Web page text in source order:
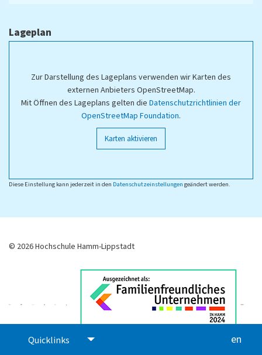
Quicklinks en
Lageplan
Zur Darstellung des Lageplans verwenden wir Karten des
externen Anbieters OpenStreetMap.
Mit Öffnen des Lageplans gelten die Datenschutzrichtlinien der
OpenStreetMap Foundation.
Karten aktivieren
Diese Einstellung kann jederzeit in den Datenschutzeinstellungen geändert werden.
© 2026 Hochschule Hamm-Lippstadt